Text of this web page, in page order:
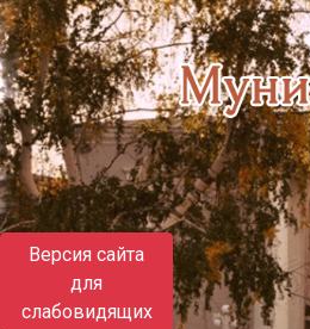
Версия сайта
для
слабовидящих